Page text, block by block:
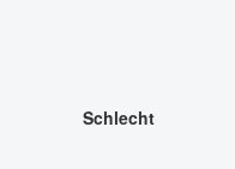
Schlecht